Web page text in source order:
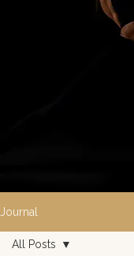
Journal
All Posts